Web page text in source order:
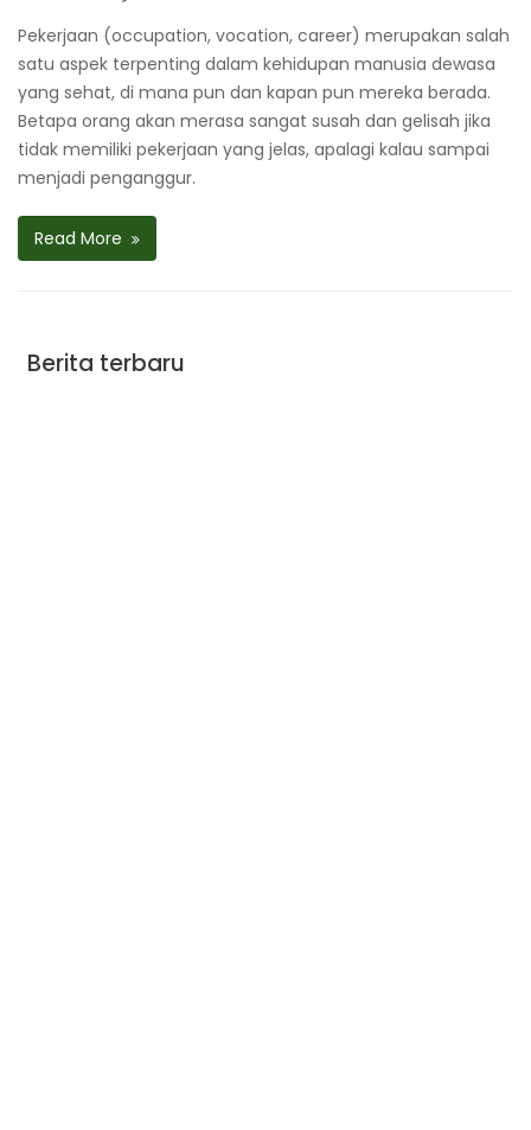
Pekerjaan (occupation, vocation, career) merupakan salah
satu aspek terpenting dalam kehidupan manusia dewasa
yang sehat, di mana pun dan kapan pun mereka berada.
Betapa orang akan merasa sangat susah dan gelisah jika
tidak memiliki pekerjaan yang jelas, apalagi kalau sampai
menjadi penganggur.
Read More
Berita terbaru